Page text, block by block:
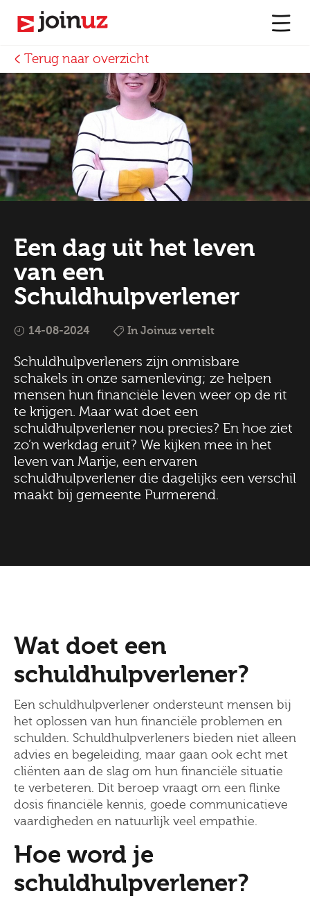
Terug naar overzicht
Een dag uit het leven
van een
Schuldhulpverlener
14-08-2024 In Joinuz vertelt
Schuldhulpverleners zijn onmisbare
schakels in onze samenleving; ze helpen
mensen hun financiële leven weer op de rit
te krijgen. Maar wat doet een
schuldhulpverlener nou precies? En hoe ziet
zo’n werkdag eruit? We kijken mee in het
leven van Marije, een ervaren
schuldhulpverlener die dagelijks een verschil
maakt bij gemeente Purmerend.
Wat doet een
schuldhulpverlener?
Een schuldhulpverlener ondersteunt mensen bij
het oplossen van hun financiële problemen en
schulden. Schuldhulpverleners bieden niet alleen
advies en begeleiding, maar gaan ook echt met
cliënten aan de slag om hun financiële situatie
te verbeteren. Dit beroep vraagt om een flinke
dosis financiële kennis, goede communicatieve
vaardigheden en natuurlijk veel empathie.
Hoe word je
schuldhulpverlener?